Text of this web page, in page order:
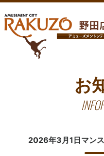
お
2026年3月1日マン